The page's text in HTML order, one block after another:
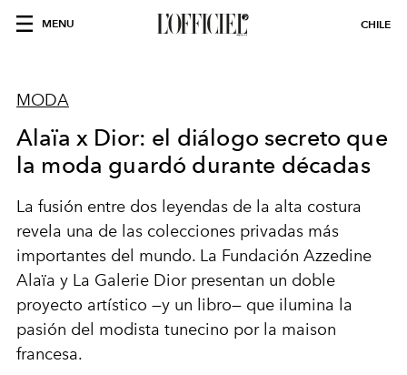
MENU CHILE
MODA
Alaïa x Dior: el diálogo secreto que
la moda guardó durante décadas
La fusión entre dos leyendas de la alta costura
revela una de las colecciones privadas más
importantes del mundo. La Fundación Azzedine
Alaïa y La Galerie Dior presentan un doble
proyecto artístico —y un libro— que ilumina la
pasión del modista tunecino por la maison
francesa.